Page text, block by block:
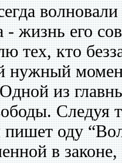
- жизнь его
тех, кто
нужный
из
Следуя
оду
в